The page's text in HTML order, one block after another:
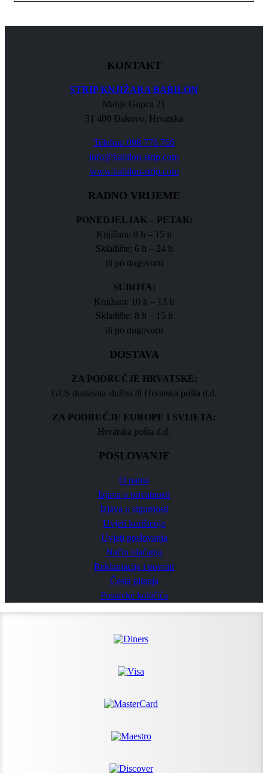
KONTAKT
STRIP KNJIŽARA BABILON
Matije Gupca 21
31 400 Đakovo, Hrvatska
Telefon: 098 776 766
info@babilon-strip.com
www.babilon-strip.com
RADNO VRIJEME
PONEDJELJAK – PETAK:
Knjižara: 8 h – 15 h
Skladište: 6 h – 24 h
ili po dogovoru
SUBOTA:
Knjižara: 10 h – 13 h
Skladište: 8 h – 15 h
ili po dogovoru
DOSTAVA
ZA PODRUČJE HRVATSKE:
GLS dostavna služba ili Hrvatska pošta d.d.
ZA PODRUČJE EUROPE I SVIJETA:
Hrvatska pošta d.d.
POSLOVANJE
O nama
Izjava o privatnosti
Izjava o sigurnosti
Uvjeti korištenja
Uvjeti poslovanja
Način plaćanja
Reklamacije i povrati
Česta pitanja
Postavke kolačića